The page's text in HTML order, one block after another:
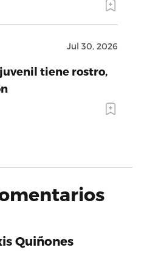
Jul 30, 2026
tiene rostro,
Quiñones